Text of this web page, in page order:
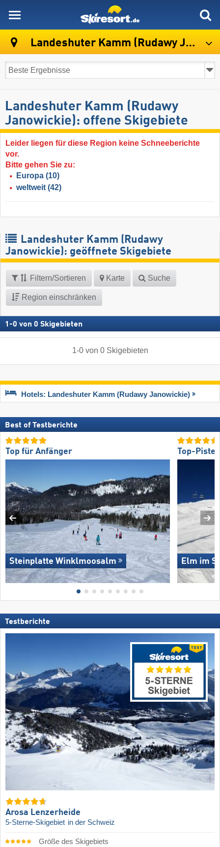
Landeshuter Kamm (Rudawy Janowickie)
Landeshuter Kamm (Rudawy
Janowickie): offene Skigebiete
Leider liegen für diese Region keine Schneeberichte
vor.
Bitte gehen Sie zu:
Europa (10)
weltweit (42)
Landeshuter Kamm (Rudawy
Janowickie): geöffnete Skigebiete
Filtern/Sortieren Karte Suche
Region einschränken
1 -0 von 0 Skigebieten
1-0von 0 Skigebieten
Hotels: Landeshuter Kamm (Rudawy Janowickie)
Best of Testberichte
Top für Anfänger
Steinplatte Winklmoosalm
Top-
Elm im
Testberichte
Arosa Lenzerheide
5-Sterne-Skigebiet in der Schweiz
Größe des Skigebiets